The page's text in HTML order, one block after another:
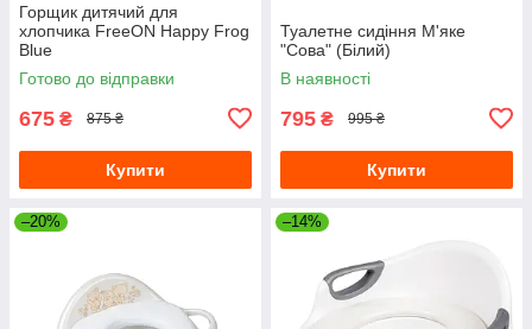
Горщик дитячий для
хлопчика FreeON Happy Frog
Blue
Готово до відправки
675 ₴ 875 ₴
Купити
Туалетне сидіння М'яке
"Сова" (Білий)
В наявності
795 ₴ 995 ₴
Купити
–20% –14%